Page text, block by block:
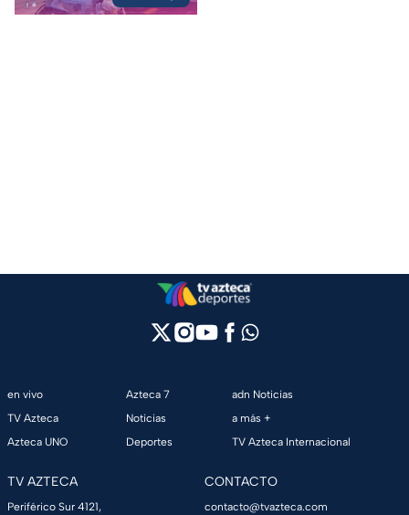
en vivo
TV Azteca
Azteca UNO
Azteca 7
Noticias
Deportes
adn Noticias
a más +
TV Azteca Internacional
TV AZTECA
Periférico Sur 4121,
CONTACTO
contacto@tvazteca.com